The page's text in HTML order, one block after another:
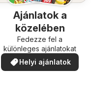
Ajánlatok a
közelében
Fedezze fel a
különleges ajánlatokat
Helyi ajánlatok